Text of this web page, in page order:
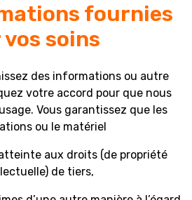
fournies
vos soins
des informations ou autre
votre accord pour que nous
Vous garantissez que les
ou le matériel
aux droits (de propriété
de tiers,